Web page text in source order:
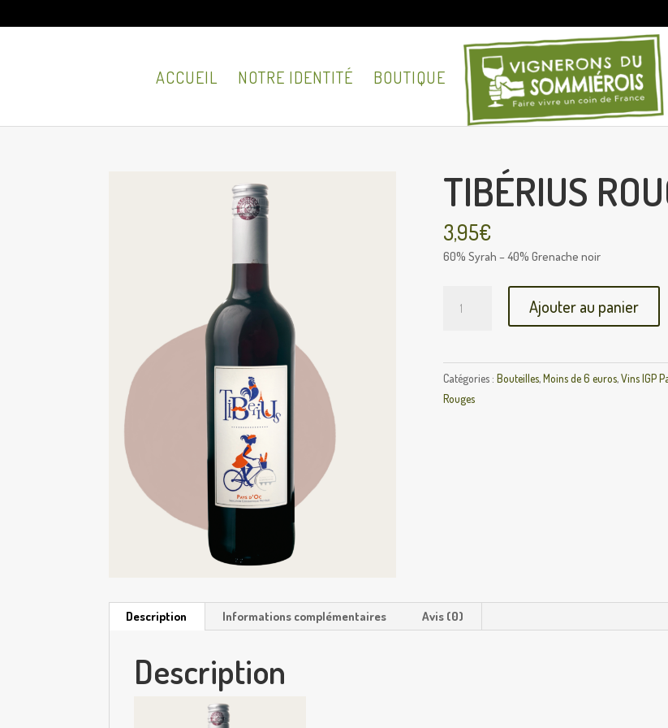
ACCUEIL NOTRE IDENTITÉ BOUTIQUE
TIBÉRIUS
3,95€
60% Syrah – 40% Grenache noir
Ajouter au panier
Catégories :Bouteilles,Moins de 6 euros,Vins IGP
Rouges
Description Informations complémentaires Avis (0)
Description